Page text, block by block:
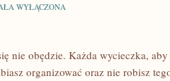
WYŁĄCZONA
nie obędzie. Każda wycieczka,
organizować oraz nie robisz